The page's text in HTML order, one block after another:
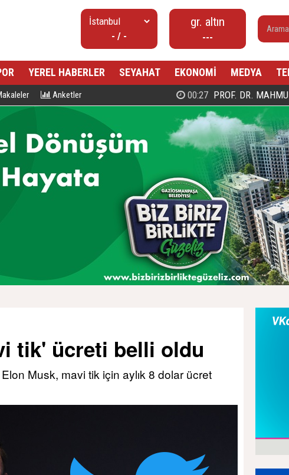
- / -
gr. altın
---
YEREL HABERLER SEYAHAT EKONOMİ MEDYA
Anketler 00:27 PROF. DR. MAHMUD ESAD
tik' ücreti belli oldu
Musk, mavi tik için aylık 8 dolar ücret